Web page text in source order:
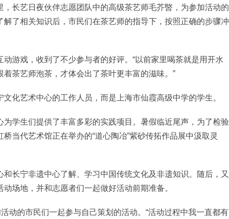
长艺日夜伙伴志愿团队中的高级茶艺师毛芥暋，为参加活动的
了相关知识后，市民们在茶艺师的指导下，按照正确的步骤冲
游戏，收到了不少参与者的好评。“以前家里喝茶就是用开水
茶艺师泡茶，才体会出了茶叶更丰富的滋味。”
化艺术中心的工作人员，而是上海市仙霞高级中学的学生。
学生们提供了丰富多彩的实践项目。暑假临近尾声，为了检验
当代艺术馆正在举办的“道心陶冶”紫砂传拓作品展中汲取灵
长宁非遗中心了解、学习中国传统文化及非遗知识。随后，又
场地，并和志愿者们一起做好活动前期准备。
动的市民们一起参与自己策划的活动。“活动过程中我一直都有